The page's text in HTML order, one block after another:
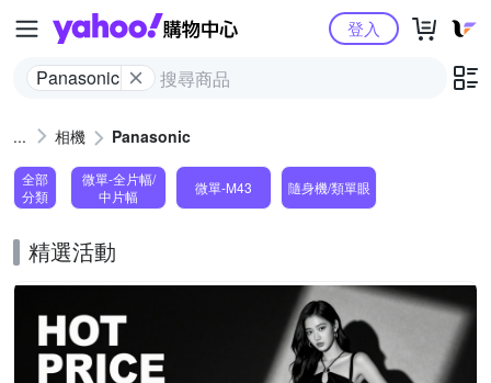
Yahoo購物中心
Panasonic
登入
相機 Panasonic
全部
分類
微單-全片幅/
中片幅
微單-M43 隨身機/類單眼
精選活動